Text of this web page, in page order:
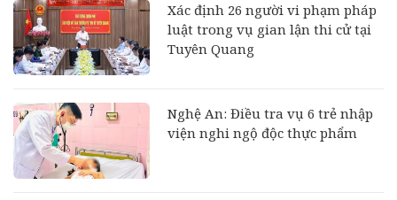
Xác định 26 người vi phạm pháp
luật trong vụ gian lận thi cử tại
Tuyên Quang
Nghệ An: Điều tra vụ 6 trẻ nhập
viện nghi ngộ độc thực phẩm